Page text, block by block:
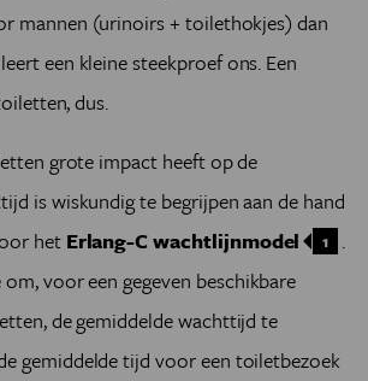
mannen (urinoirs + toilethokjes) dan
een kleine steekproef ons. Een
dus.
grote impact heeft op de
is wiskundig te begrijpen aan de hand
het Erlang-C wachtlijnmodel 1 .
voor een gegeven beschikbare
de gemiddelde wachttijd te
gemiddelde tijd voor een toiletbezoek